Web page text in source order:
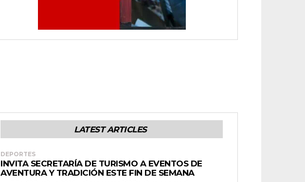
LATEST ARTICLES
DEPORTES
INVITA SECRETARÍA DE TURISMO A EVENTOS DE
AVENTURA Y TRADICIÓN ESTE FIN DE SEMANA